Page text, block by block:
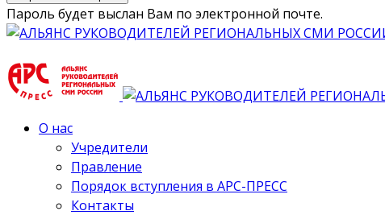
Пароль будет выслан Вам по электронной почте.
О нас
Учредители
Правление
Порядок вступления в АРС-ПРЕСС
Контакты